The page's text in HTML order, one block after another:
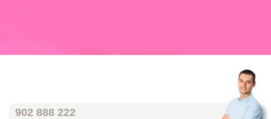
902 888 222